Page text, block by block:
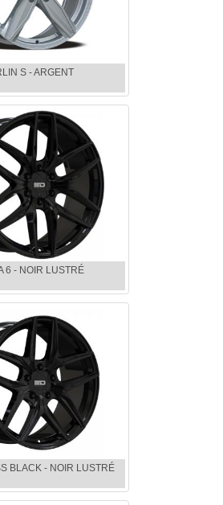
S - ARGENT
6 - NOIR LUSTRÉ
BLACK - NOIR LUSTRÉ